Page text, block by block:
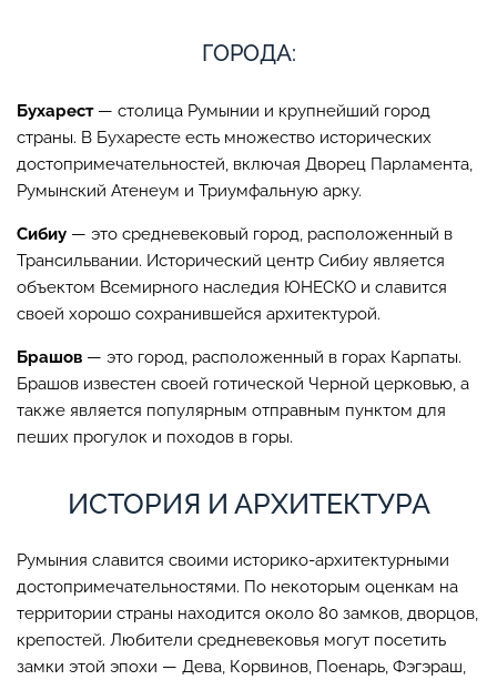
ГОРОДА:
Бухарест— столица Румынии и крупнейший город
страны. В Бухаресте есть множество исторических
достопримечательностей, включая Дворец Парламента,
Румынский Атенеум и Триумфальную арку.
Сибиу — это средневековый город, расположенный в
Трансильвании. Исторический центр Сибиу является
объектом Всемирного наследия ЮНЕСКО и славится
своей хорошо сохранившейся архитектурой.
Брашов — это город, расположенный в горах Карпаты.
Брашов известен своей готической Черной церковью, а
также является популярным отправным пунктом для
пеших прогулок и походов в горы.
ИСТОРИЯ И АРХИТЕКТУРА
Румыния славится своими историко-архитектурными
достопримечательностями. По некоторым оценкам на
территории страны находится около 80 замков, дворцов,
крепостей. Любители средневековья могут посетить
замки этой эпохи — Дева, Корвинов, Поенарь, Фэгэраш,